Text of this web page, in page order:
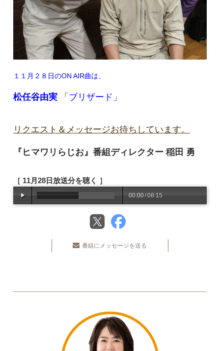
１１月２８日のON AIR曲は、
松任谷由実 「ブリザード」
リクエスト＆メッセージお待ちしています。
『ヒマワリらじお』番組ディレクター 稲田 勇
［ 11月28日放送分を聴く ］
00:00/08:15
番組にメッセージを送る